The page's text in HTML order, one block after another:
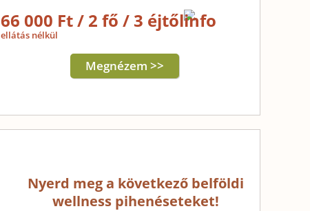
66 000 Ft / 2 fő / 3 éjtől
ellátás nélkül
Megnézem >>
Nyerd meg a következő belföldi
wellness pihenéseteket!